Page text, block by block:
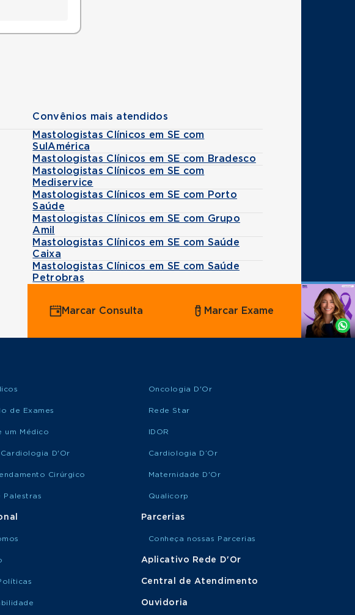
Convênios mais atendidos
Mastologistas Clínicos em SE com
SulAmérica
Mastologistas Clínicos em SE com Bradesco
Mastologistas Clínicos em SE com
Mediservice
Mastologistas Clínicos em SE com Porto
Saúde
Mastologistas Clínicos em SE com Grupo
Amil
Mastologistas Clínicos em SE com Saúde
Caixa
Mastologistas Clínicos em SE com Saúde
Petrobras
Agende
Whatsapp
Marcar Consulta Marcar Exame
de Exames
um Médico
D'Or
Cirúrgico
Palestras
Oncologia D'Or
Rede Star
IDOR
Cardiologia D’Or
Maternidade D'Or
Qualicorp
Parcerias
Conheça nossas Parcerias
Aplicativo Rede D'Or
Central de Atendimento
Ouvidoria